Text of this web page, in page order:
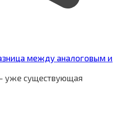
между аналоговым и
уже существующая